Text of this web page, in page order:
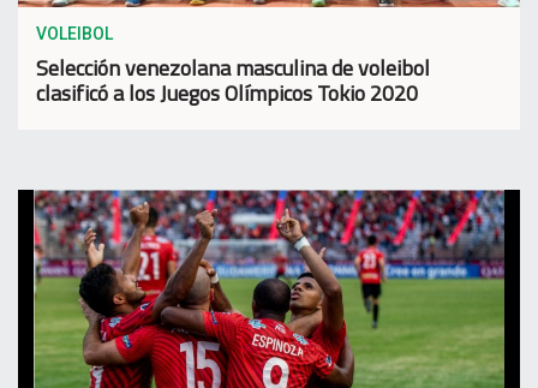
VOLEIBOL
Selección venezolana masculina de voleibol
clasificó a los Juegos Olímpicos Tokio 2020